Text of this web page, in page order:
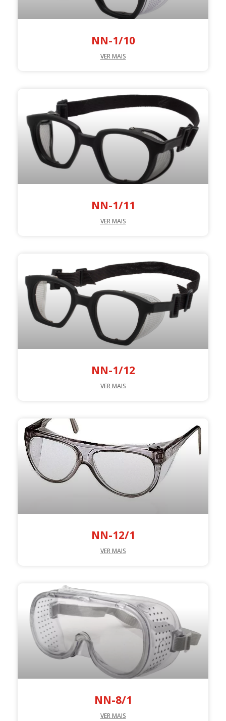
NN-1/10
VER MAIS
NN-1/11
VER MAIS
NN-1/12
VER MAIS
NN-12/1
VER MAIS
NN-8/1
VER MAIS